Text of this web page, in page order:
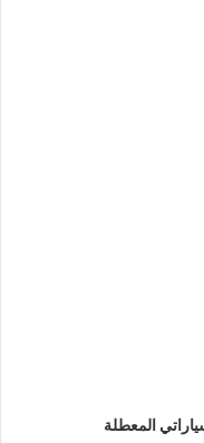
وتبحث عن
صيانة.المعطلة